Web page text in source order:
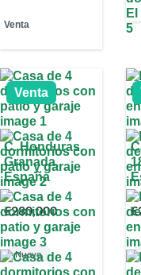
Venta
Venta
C. Honduras,
Granada,
España
€280,000
Nuevo